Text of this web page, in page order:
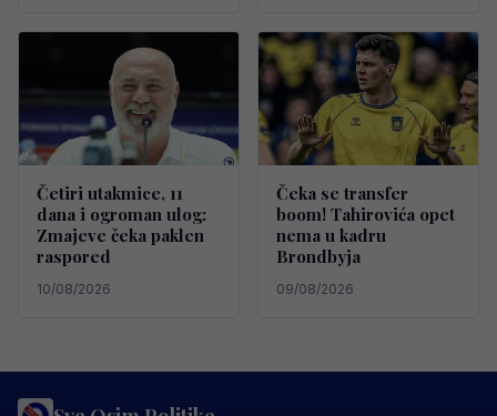
Četiri utakmice, 11
dana i ogroman ulog:
Zmajeve čeka paklen
raspored
10/08/2026
Čeka se transfer
boom! Tahirovića opet
nema u kadru
Brondbyja
09/08/2026